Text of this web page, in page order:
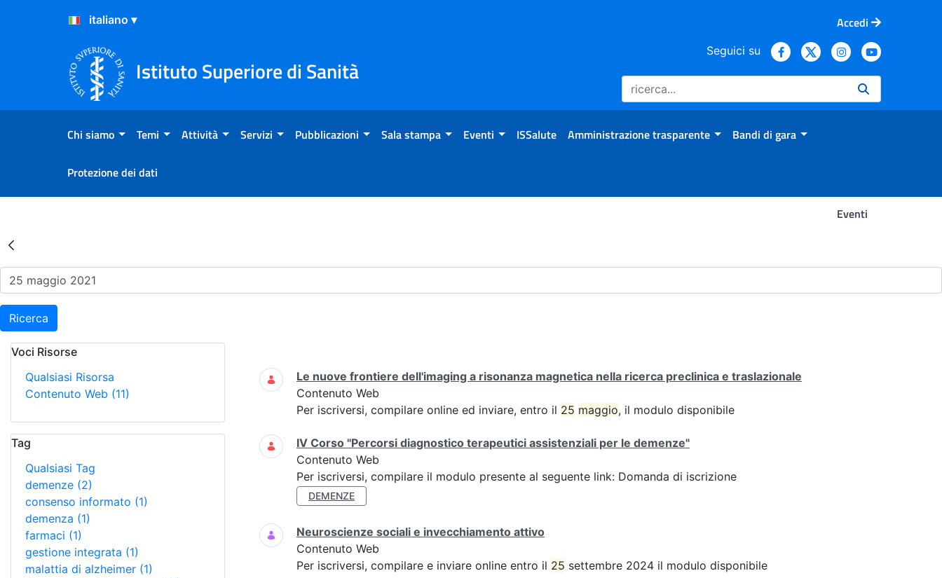
Salta al Contenuto
Salta al Footer
Accedi
Istituto Superiore di Sanità
Seguici su
Chi siamo Temi Attività Servizi Pubblicazioni Sala stampa Eventi ISSalute Amministrazione trasparente Bandi di gara
Protezione dei dati
Eventi
Risultati della Ricerca - Eventi
Ricerca
Voci Risorse
Qualsiasi Risorsa
Contenuto Web (11)
Tag
Qualsiasi Tag
demenze (2)
consenso informato (1)
demenza (1)
farmaci (1)
gestione integrata (1)
malattia di alzheimer (1)
Ricerca
Le nuove frontiere dell'imaging a risonanza magnetica nella ricerca preclinica e traslazionale
Contenuto Web
Per iscriversi, compilare online ed inviare, entro il 25 maggio, il modulo disponibile
IV Corso "Percorsi diagnostico terapeutici assistenziali per le demenze"
Contenuto Web
Per iscriversi, compilare il modulo presente al seguente link: Domanda di iscrizione
DEMENZE
Neuroscienze sociali e invecchiamento attivo
Contenuto Web
Per iscriversi, compilare e inviare online entro il 25 settembre 2024 il modulo disponibile